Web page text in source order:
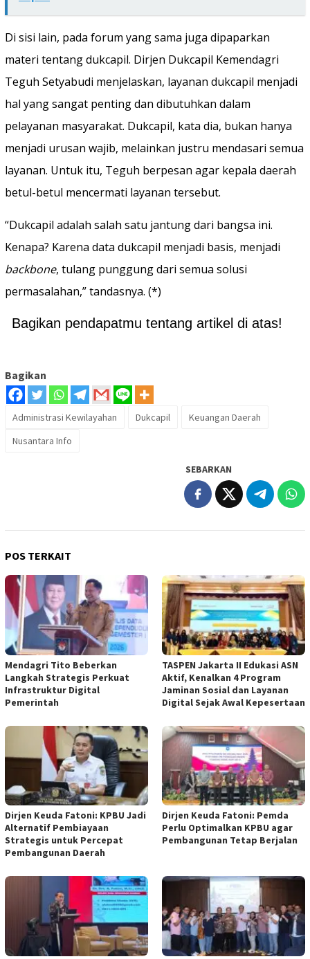
Di sisi lain, pada forum yang sama juga dipaparkan
materi tentang dukcapil. Dirjen Dukcapil Kemendagri
Teguh Setyabudi menjelaskan, layanan dukcapil menjadi
hal yang sangat penting dan dibutuhkan dalam
pelayanan masyarakat. Dukcapil, kata dia, bukan hanya
menjadi urusan wajib, melainkan justru mendasari semua
layanan. Untuk itu, Teguh berpesan agar kepala daerah
betul-betul mencermati layanan tersebut.
“Dukcapil adalah salah satu jantung dari bangsa ini.
Kenapa? Karena data dukcapil menjadi basis, menjadi
backbone, tulang punggung dari semua solusi
permasalahan,” tandasnya. (*)
Bagikan pendapatmu tentang artikel di atas!
Bagikan
Administrasi Kewilayahan Dukcapil
Keuangan Daerah
Nusantara Info
SEBARKAN
POS TERKAIT
Mendagri Tito Beberkan
Langkah Strategis Perkuat
Infrastruktur Digital
Pemerintah
TASPEN Jakarta II Edukasi ASN
Aktif, Kenalkan 4 Program
Jaminan Sosial dan Layanan
Digital Sejak Awal Kepesertaan
Dirjen Keuda Fatoni: KPBU Jadi
Alternatif Pembiayaan
Strategis untuk Percepat
Pembangunan Daerah
Dirjen Keuda Fatoni: Pemda
Perlu Optimalkan KPBU agar
Pembangunan Tetap Berjalan